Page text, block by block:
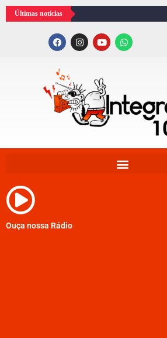
Últimas notícias
Ouça nossa Rádio